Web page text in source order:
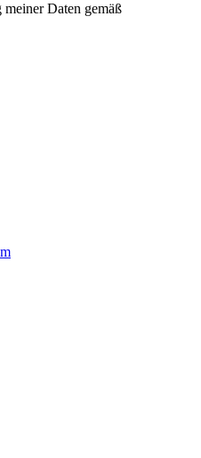
meiner Daten gemäß